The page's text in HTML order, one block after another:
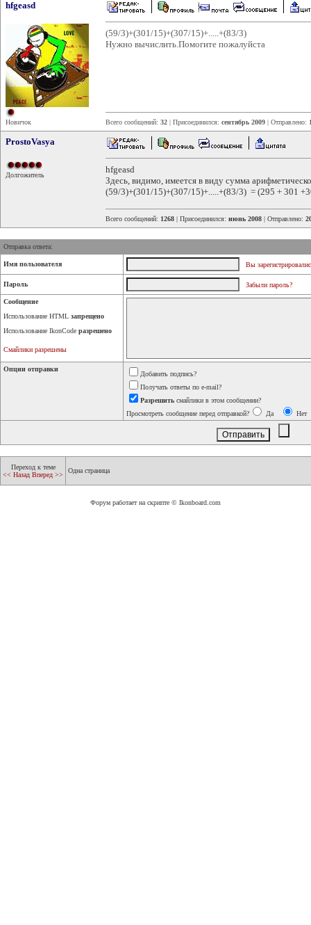
hfgeasd
Новичок
(59/3)+(301/15)+(307/15)+.....+(83/3)
Нужно вычислить.Помогите пожалуйста
Всего сообщений: 32 | Присоединился: сентябрь 2009 | Отправлено:
ProstoVasya
Долгожитель
hfgeasd
Здесь, видимо, имеется в виду сумма
(59/3)+(301/15)+(307/15)+.....+(83/3) = (295 + 301
Всего сообщений: 1268 | Присоединился: июнь 2008 | Отправлено:
Отправка ответа:
Имя пользователя Вы
Пароль Забыли пароль?
Сообщение
Использование HTML запрещено
Использование IkonCode разрешено
Смайлики разрешены
Опции отправки
Добавить подпись?
Получать ответы по e-mail?
Разрешить смайлики в этом сообщении?
Просмотреть сообщение перед отправкой?
Да Нет
Переход к теме
<< Назад Вперед >>
Одна страница
Форум работает на скрипте © Ikonboard.com